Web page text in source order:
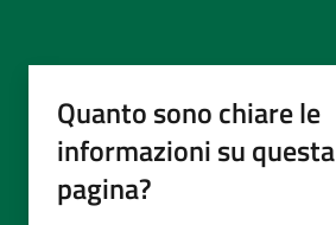
Quanto sono chiare le
informazioni su questa
pagina?